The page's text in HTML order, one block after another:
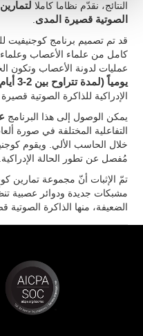
النتائج، نقدّم نظاما كاملا
الصوتية قصيرة المدى
قد تم تصميم برنامج كوجنيفيت
كامل من علماء الأعصاب
عمليات لدونة الأعصاب وتكون
يومياً (لمدة تتراوح بين 2-3 أيام أسبوعياً)
الإدراكية للذاكرة الصوتية
يمكن الوصول إلى هذا البرنامج
التفاعلية المختلفة في صورة
خلال الحاسب الألي. ويقوم
مُفصل عن تطور الحالة الإدراكية.
تمّ الإثبات أنّ مجموعة تمارين
مشبكات جديدة ودوائر عصبية
الضعيفة، منها الذاكرة الصوتية